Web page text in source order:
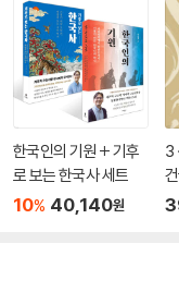
한국인의 기원 + 기후
로 보는 한국사 세트
10% 40,140원
3